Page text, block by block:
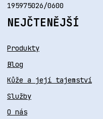
195975026/0600
NEJČTENĚJŠÍ
Produkty
Blog
Kůže a její tajemství
Služby
O nás